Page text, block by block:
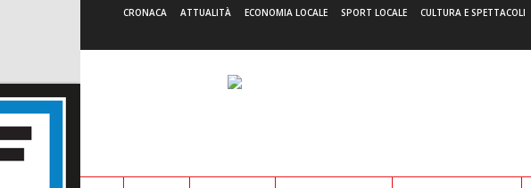
CRONACA ATTUALITÀ ECONOMIA LOCALE SPORT LOCALE CULTURA E SPETTACOLI